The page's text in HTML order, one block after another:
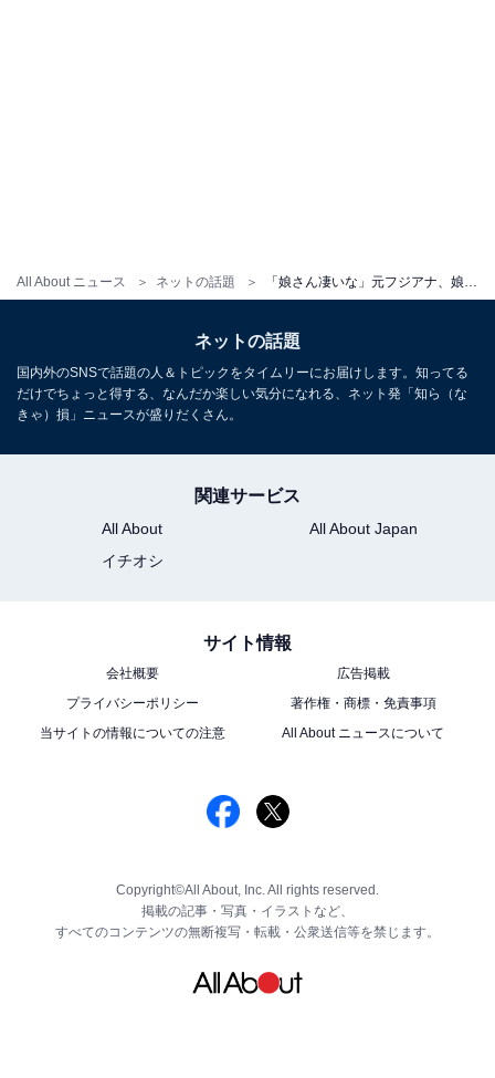
All About ニュース ネットの話題
ネットの話題
国内外のSNSで話題の人＆トピックをタイムリーにお届けします。知ってる
だけでちょっと得する、なんだか楽しい気分になれる、ネット発「知ら（な
きゃ）損」ニュースが盛りだくさん。
関連サービス
All About
All About Japan
イチオシ
サイト情報
会社概要
広告掲載
プライバシーポリシー
著作権・商標・免責事項
当サイトの情報についての注意
All About ニュースについて
Copyright©All About, Inc. All rights reserved.
掲載の記事・写真・イラストなど、
すべてのコンテンツの無断複写・転載・公衆送信等を禁じます。